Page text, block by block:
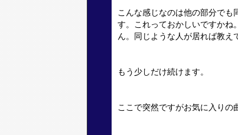
こんな感じなのは他の部分で
す。これっておかしいですかね
ん。同じような人が居れば教え
もう 少しだけ続けます。
ここで突然ですがお気に入りの